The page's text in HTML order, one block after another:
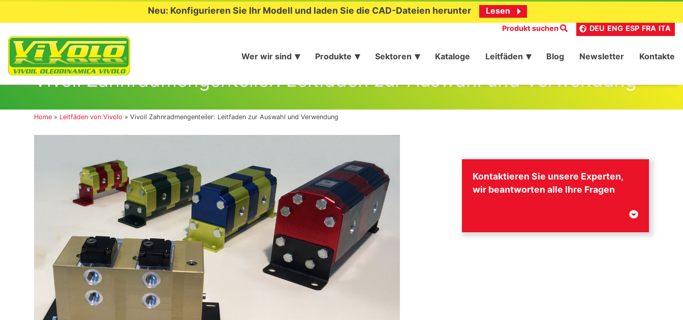
Skip
content
Neu: Konfigurieren Sie Ihr Modell und laden Sie die CAD-Dateien herunter Lesen
Produkt suchen DEU ENG ESP FRA ITA
Wer wir sind Produkte Sektoren Kataloge Leitfäden Blog Newsletter Kontakte
Vivoil Zahnradmengenteiler: Leitfaden zur Auswahl und Verwendung
Home » Leitfäden von Vivolo »Vivoil Zahnradmengenteiler: Leitfaden zur Auswahl und Verwendung
Kontaktieren Sie unsere Experten,
wir beantworten alle Ihre Fragen